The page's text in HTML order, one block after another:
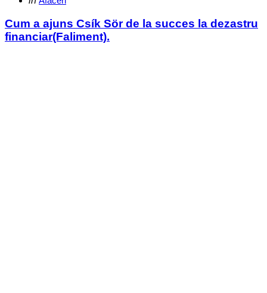
Cum a ajuns Csík Sör de la succes la dezastru
financiar(Faliment).